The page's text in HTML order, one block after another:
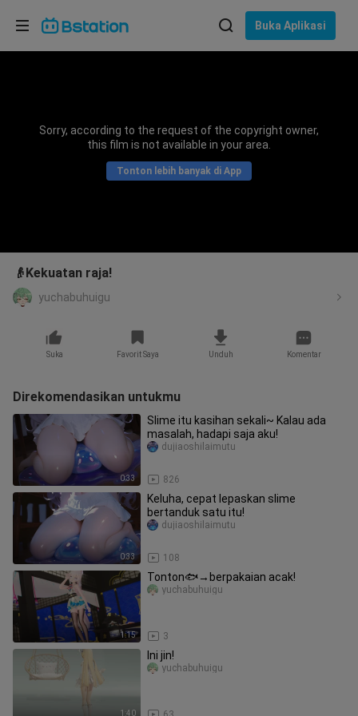
Buka Aplikasi
Sorry, according to the request of the copyright owner,
this film is not available in your area.
Tonton lebih banyak di App
👴Kekuatan raja!
yuchabuhuigu
Suka Favorit Saya Unduh Komentar
Direkomendasikan untukmu
0:33
Slime itu kasihan sekali~ Kalau ada
masalah, hadapi saja aku!
826
dujiaoshilaimutu
0:33
Keluha, cepat lepaskan slime
bertanduk satu itu!
108
dujiaoshilaimutu
1:15
Tonton🐟→berpakaian acak!
3
yuchabuhuigu
1:40
Ini jin!
yuchabuhuigu
Pilih bahasa
Bahasa Indonesia